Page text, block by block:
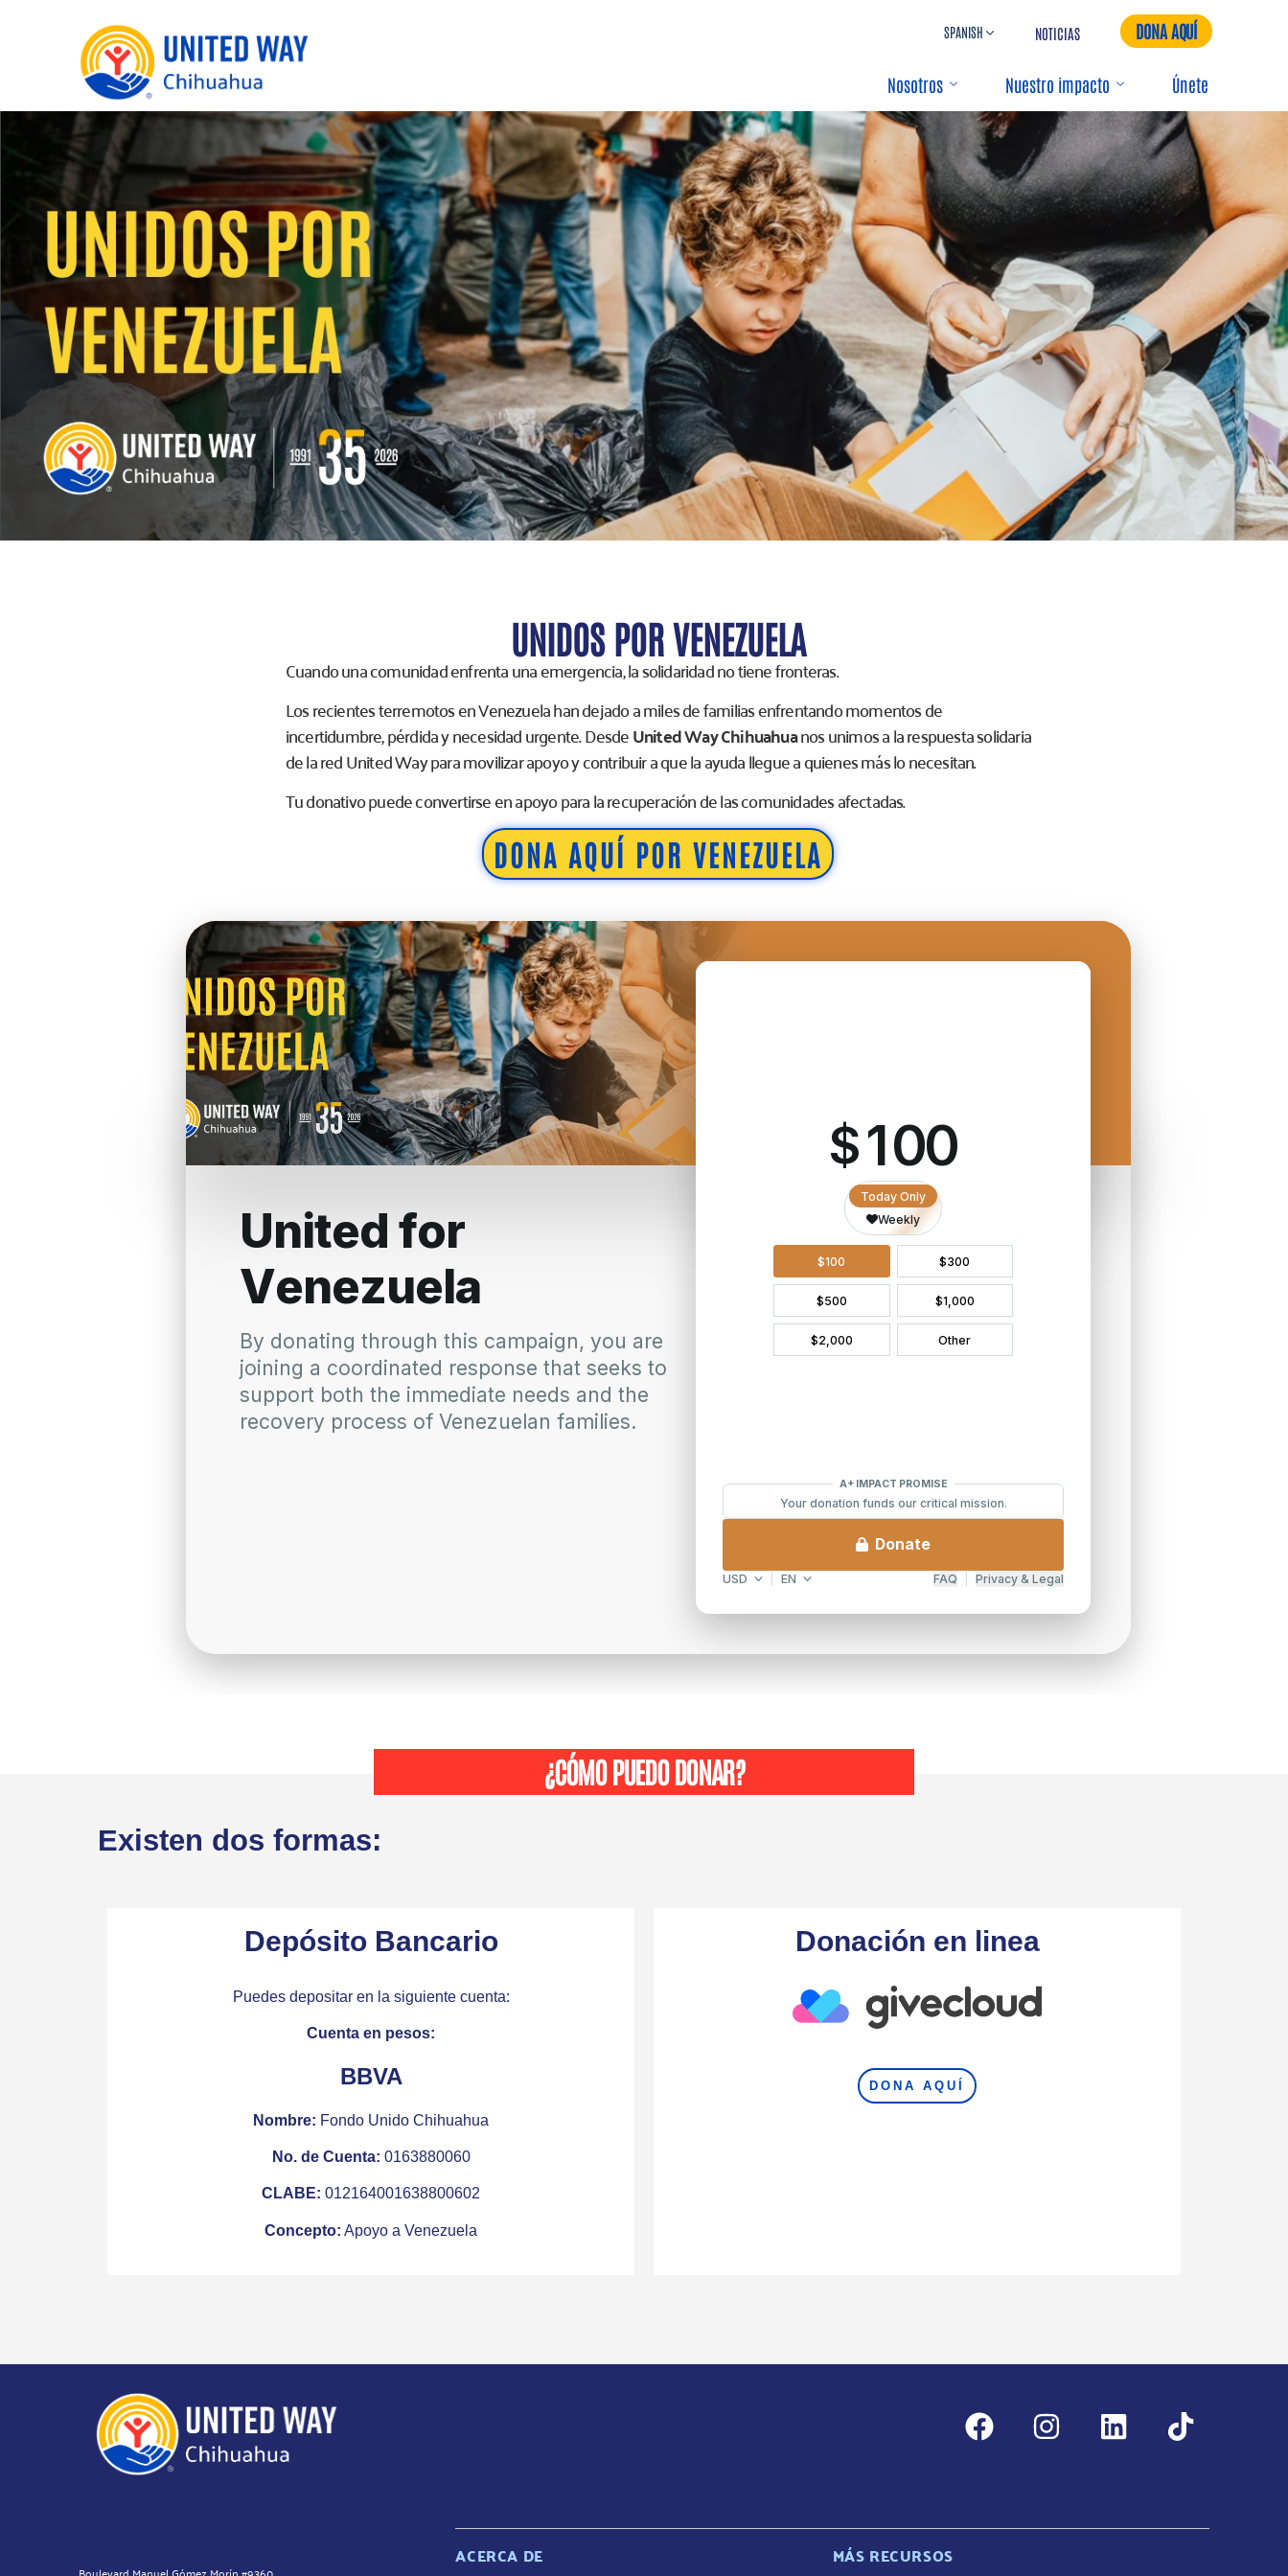
NOTICIAS DONA AQUÍ
Nosotros Nuestro impacto Únete
UNIDOS POR VENEZUELA
Cuando una comunidad enfrenta una emergencia, la solidaridad no tiene fronteras.
Los recientes terremotos en Venezuela han dejado a miles de familias enfrentando momentos de
incertidumbre, pérdida y necesidad urgente. DesdeUnited Way Chihuahuanos unimos a la respuesta solidaria
de la red United Way para movilizar apoyo y contribuir a que la ayuda llegue a quienes más lo necesitan.
Tu donativo puede convertirse en apoyo para la recuperación de las comunidades afectadas.
DONA AQUÍ POR VENEZUELA
¿CÓMO PUEDO DONAR?
Existen dos formas:
Depósito Bancario
Puedes depositar en la siguiente cuenta:
Cuenta en pesos:
BBVA
Nombre: Fondo Unido Chihuahua
No. de Cuenta: 0163880060
CLABE: 012164001638800602
Concepto: Apoyo a Venezuela
Donación en linea
DONA AQUÍ
ACERCA DE MÁS RECURSOS